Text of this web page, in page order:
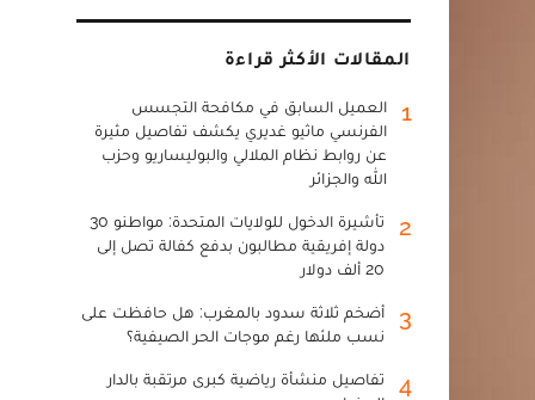
المقالات الأكثر قراءة
1
العميل السابق في مكافحة التجسس
الفرنسي ماثيو غديري يكشف تفاصيل مثيرة
عن روابط نظام الملالي والبوليساريو وحزب
الله والجزائر
2
تأشيرة الدخول للولايات المتحدة: مواطنو 30
دولة إفريقية مطالبون بدفع كفالة تصل إلى
20 ألف دولار
3
أضخم ثلاثة سدود بالمغرب: هل حافظت على
نسب ملئها رغم موجات الحر الصيفية؟
4
تفاصيل منشأة رياضية كبرى مرتقبة بالدار